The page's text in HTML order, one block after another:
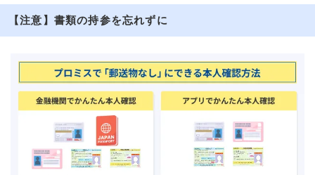
【注意】書類の持参を忘れずに